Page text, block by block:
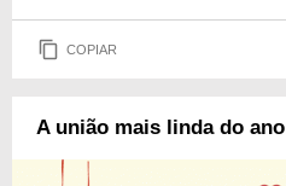
COPIAR
A união mais linda do ano